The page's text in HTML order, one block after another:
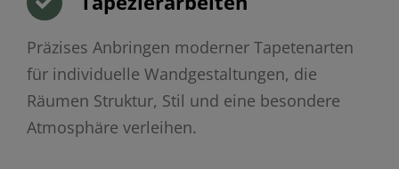
Präzises Anbringen moderner Tapetenarten
für individuelle Wandgestaltungen, die
Räumen Struktur, Stil und eine besondere
Atmosphäre verleihen.